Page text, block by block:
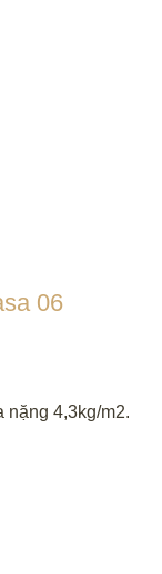
06
nặng 4,3kg/m2.